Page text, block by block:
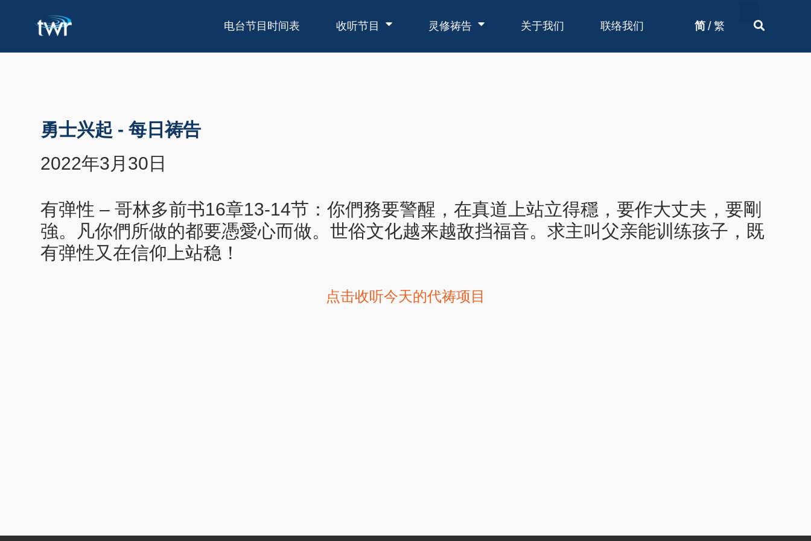
电台节目时间表 收听节目 灵修祷告 关于我们 联络我们 简 / 繁
勇士兴起 - 每日祷告
2022年3月30日
有弹性 – 哥林多前书16章13-14节：你們務要警醒，在真道上站立得穩，要作大丈夫，要剛
強。凡你們所做的都要憑愛心而做。世俗文化越来越敌挡福音。求主叫父亲能训练孩子，既
有弹性又在信仰上站稳！
点击收听今天的代祷项目